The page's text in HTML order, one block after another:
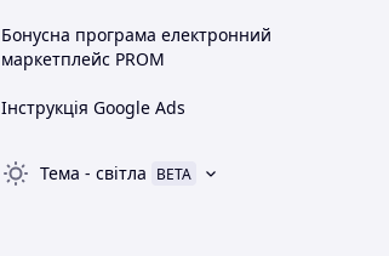
Бонусна програма електронний
маркетплейс PROM
Інструкція Google Ads
Тема - світла BETA